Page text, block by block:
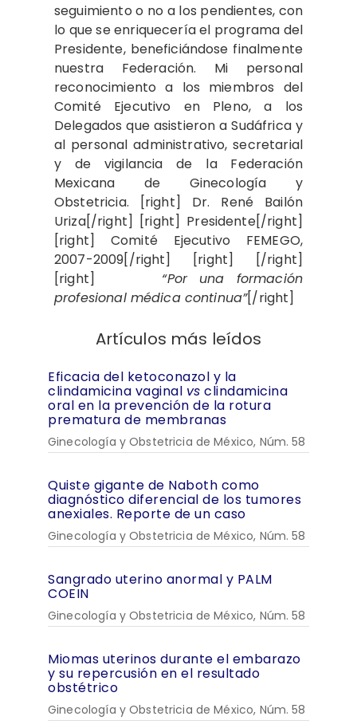
“Por una formación
profesional médica continua”[/right]
Artículos más leídos
Eficacia del ketoconazol y la
clindamicina vaginal vs clindamicina
oral en la prevención de la rotura
prematura de membranas
Ginecología y Obstetricia de México, Núm. 58
Quiste gigante de Naboth como
diagnóstico diferencial de los tumores
anexiales. Reporte de un caso
Ginecología y Obstetricia de México, Núm. 58
Sangrado uterino anormal y PALM
COEIN
Ginecología y Obstetricia de México, Núm. 58
Miomas uterinos durante el embarazo
y su repercusión en el resultado
obstétrico
Ginecología y Obstetricia de México, Núm. 58